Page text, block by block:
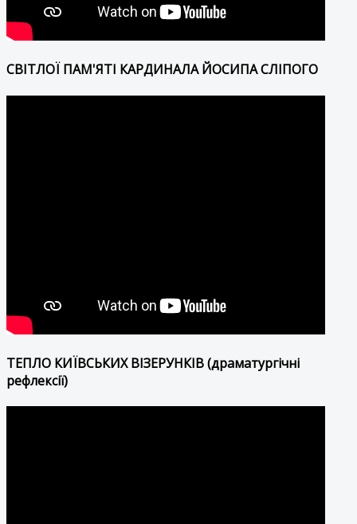
СВІТЛОЇ ПАМ'ЯТІ КАРДИНАЛА ЙОСИПА СЛІПОГО
ТЕПЛО КИЇВСЬКИХ ВІЗЕРУНКІВ (драматургічні
рефлексії)